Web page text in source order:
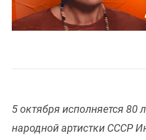
5 октября исполняется 80
народной артистки СССР